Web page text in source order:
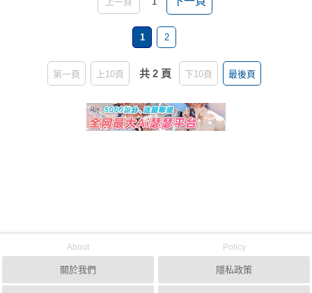
1 2
第一頁 上10頁 共 2 頁 下10頁 最後頁
About
關於我們
Policy
隱私政策